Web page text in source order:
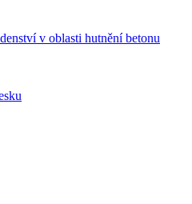
v oblasti hutnění betonu